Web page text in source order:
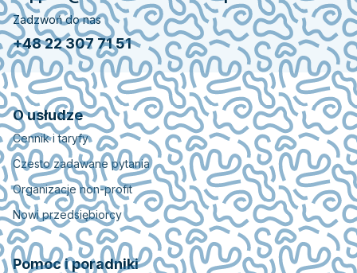
Zadzwoń do nas
+48 22 307 71 51
O usłudze
Cennik i taryfy
Czesto zadawane pytania
Organizacje non-profit
Nowi przedsiębiorcy
Pomoc i poradniki